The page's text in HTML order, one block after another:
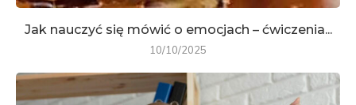
Jak nauczyć się mówić o emocjach – ćwiczenia...
10/10/2025